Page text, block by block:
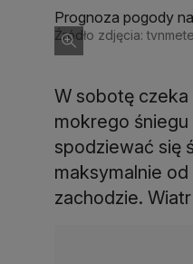
Prognoza pogody
Źródło zdjęcia:
W sobotę czeka
mokrego
spodziewać się
maksymalnie